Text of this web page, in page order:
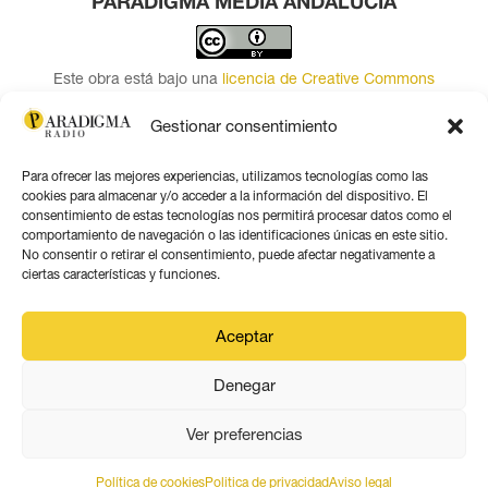
Gestionar consentimiento
Para ofrecer las mejores experiencias, utilizamos tecnologías como las
cookies para almacenar y/o acceder a la información del dispositivo. El
consentimiento de estas tecnologías nos permitirá procesar datos como el
comportamiento de navegación o las identificaciones únicas en este sitio.
No consentir o retirar el consentimiento, puede afectar negativamente a
ciertas características y funciones.
Aceptar
Denegar
Ver preferencias
Política de cookiesPolitica de privacidadAviso legal
PARADIGMA MEDIA ANDALUCÍA
Este obra está bajo una licencia de Creative Commons
Seguir
Seguir
Seguir
Seguir